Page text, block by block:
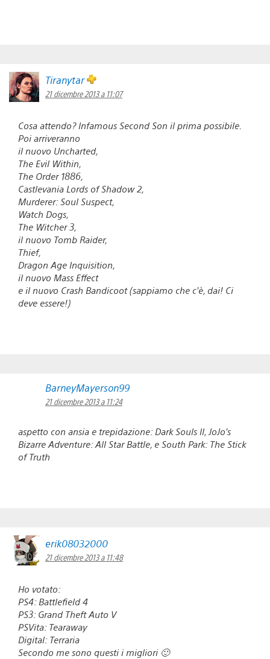
Tiranytar
21 dicembre 2013 a 11:07
Cosa attendo? Infamous Second Son il prima possibile.
Poi arriveranno
il nuovo Uncharted,
The Evil Within,
The Order 1886,
Castlevania Lords of Shadow 2,
Murderer: Soul Suspect,
Watch Dogs,
The Witcher 3,
il nuovo Tomb Raider,
Thief,
Dragon Age Inquisition,
il nuovo Mass Effect
e il nuovo Crash Bandicoot (sappiamo che c’è, dai! Ci
deve essere!)
BarneyMayerson99
21 dicembre 2013 a 11:24
aspetto con ansia e trepidazione: Dark Souls II, JoJo’s
Bizarre Adventure: All Star Battle, e South Park: The Stick
of Truth
erik08032000
21 dicembre 2013 a 11:48
Ho votato:
PS4: Battlefield 4
PS3: Grand Theft Auto V
PSVita: Tearaway
Digital: Terraria
Secondo me sono questi i migliori 🙂